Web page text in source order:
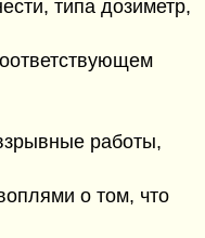
типа дозиметр,
работы,
о том, что